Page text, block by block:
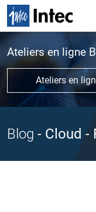
Ateliers en ligne
Ateliers en
Blog - Cloud -